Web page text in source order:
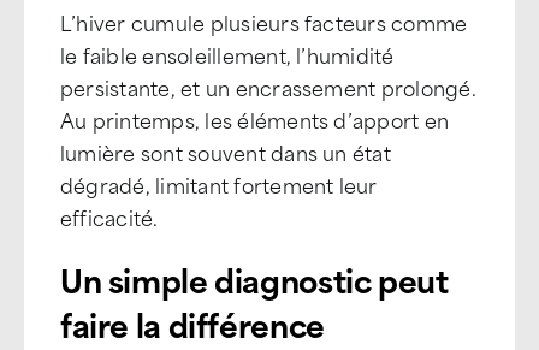
L’hiver cumule plusieurs facteurs comme
le faible ensoleillement, l’humidité
persistante, et un encrassement prolongé.
Au printemps, les éléments d’apport en
lumière sont souvent dans un état
dégradé, limitant fortement leur
efficacité.
Un simple diagnostic peut
faire la différence